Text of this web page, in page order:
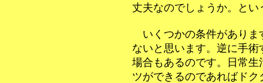
丈夫なのでしょうか。とい
いくつかの条件がありま
ないと思います。逆に手
場合もあるのです。日常
ツができるのであればド